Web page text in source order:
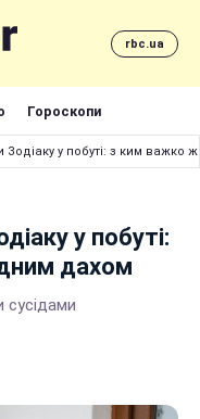
rbc.ua
Гороскопи
Зодіаку у побуті: з ким важко
у побуті:
дахом